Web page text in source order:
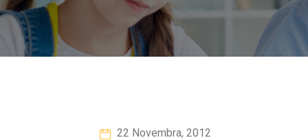
22 Novembra, 2012